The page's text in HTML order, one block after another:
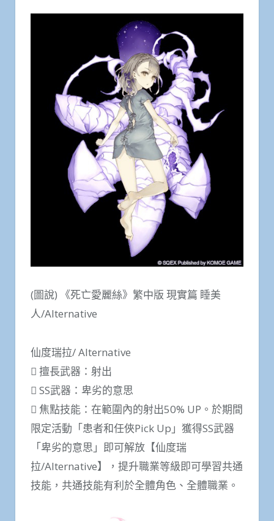
(圖說) 《死亡愛麗絲》繁中版 現實篇 睡美
人/Alternative
仙度瑞拉/ Alternative
 擅長武器：射出
 SS武器：卑劣的意思
 焦點技能：在範圍內的射出50% UP。於期間
限定活動「患者和任俠Pick Up」獲得SS武器
「卑劣的意思」即可解放【仙度瑞
拉/Alternative】，提升職業等級即可學習共通
技能，共通技能有利於全體角色、全體職業。